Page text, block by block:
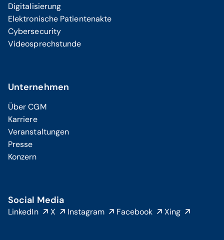
Digitalisierung
Elektronische Patientenakte
Cybersecurity
Videosprechstunde
Unternehmen
Über CGM
Karriere
Veranstaltungen
Presse
Konzern
Social Media
LinkedIn X Instagram Facebook Xing